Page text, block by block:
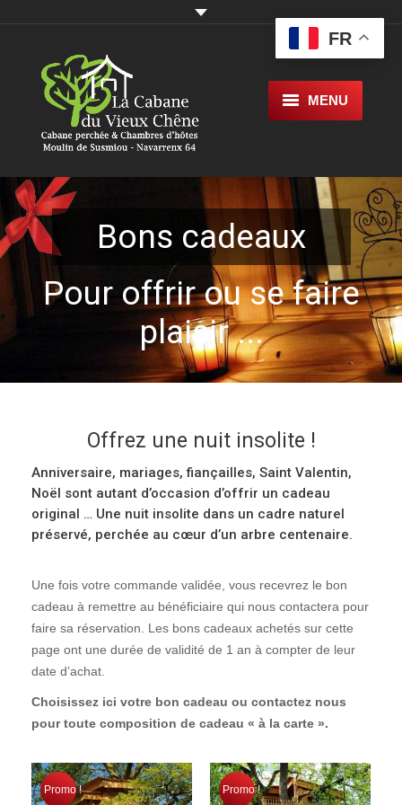
MENU
Accueil
Bons Cadeaux
Réservations Disponiblités
Livre d’or
Les chambres d’hôtes
Contact – Accès
À faire sur place
Actualités
Bons cadeaux
Pour offrir ou se faire
plaisir ...
Offrez une nuit insolite !
Anniversaire, mariages, fiançailles, Saint Valentin,
Noël sont autant d’occasion d’offrir un cadeau
original … Une nuit insolite dans un cadre naturel
préservé, perchée au cœur d’un arbre centenaire.
Une fois votre commande validée, vous recevrez le bon
cadeau à remettre au bénéficiaire qui nous contactera pour
faire sa réservation. Les bons cadeaux achetés sur cette
page ont une durée de validité de 1 an à compter de leur
date d’achat.
Choisissez ici votre bon cadeau ou contactez nous
pour toute composition de cadeau « à la carte ».
Promo ! Promo !
FR